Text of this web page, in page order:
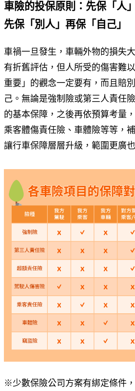
車險的投保原則：先保「人
先保「別人」再保「自己」
車禍一旦發生，車輛外物的損失
有折舊評估，但人所受的傷害難
重要」的觀念一定要有，而且賠
己。無論是強制險或第三人責任
的基本保障，之後再依預算考量
乘客體傷責任險、車體險等等，
讓行車保障層層升級，範圍更廣
※少數保險公司方案有綁定條件